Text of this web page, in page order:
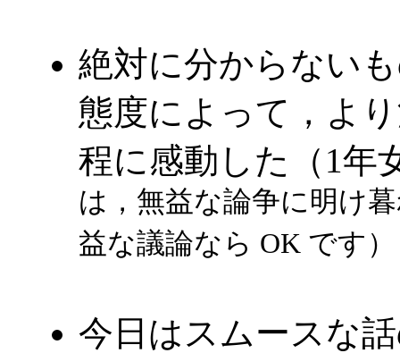
絶対に分からない
態度によって，よ
程に感動した（1年
は，無益な論争に明け
益な議論なら OK です）
今日はスムースな